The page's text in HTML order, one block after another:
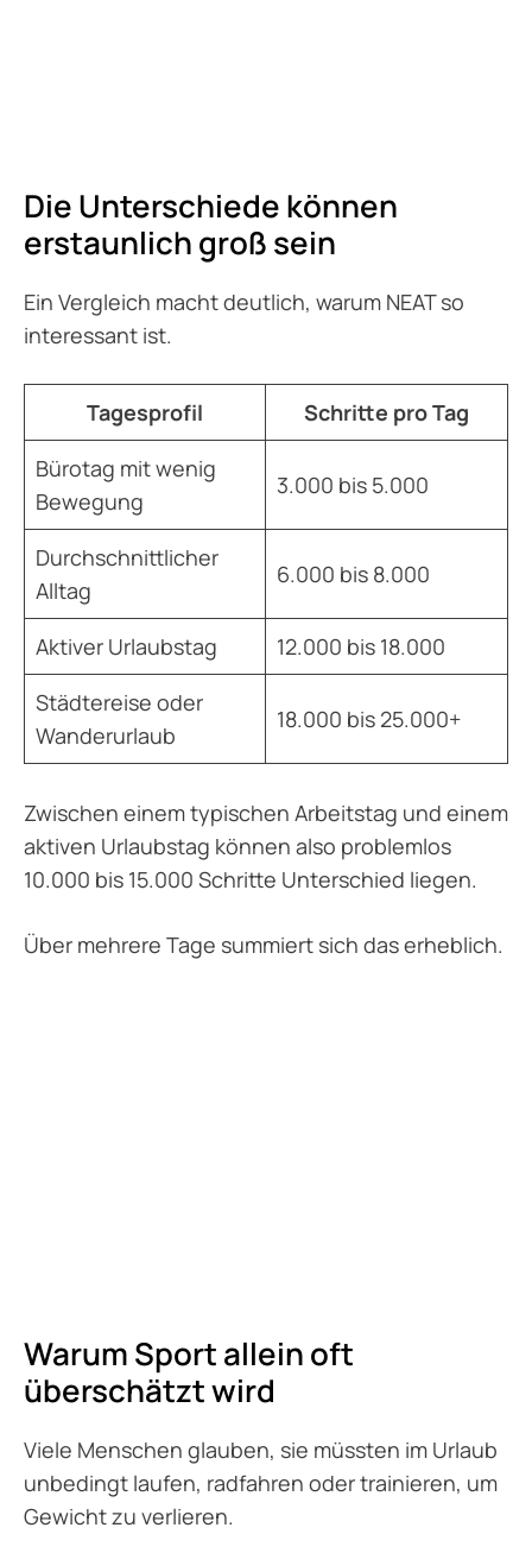
Die Unterschiede können
erstaunlich groß sein
Ein Vergleich macht deutlich, warum NEAT so
interessant ist.
Tagesprofil
Schritte pro Tag
Bürotag mit wenig
Bewegung
3.000 bis 5.000
Durchschnittlicher
Alltag
6.000 bis 8.000
Aktiver Urlaubstag
12.000 bis 18.000
Städtereise oder
Wanderurlaub
18.000 bis 25.000+
Zwischen einem typischen Arbeitstag und einem
aktiven Urlaubstag können also problemlos
10.000 bis 15.000 Schritte Unterschied liegen.
Über mehrere Tage summiert sich das erheblich.
Warum Sport allein oft
überschätzt wird
Viele Menschen glauben, sie müssten im Urlaub
unbedingt laufen, radfahren oder trainieren, um
Gewicht zu verlieren.